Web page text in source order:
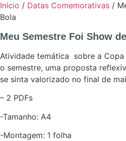
Início / Datas Comemorativas /
Bola
Meu Semestre Foi Show
Atividade temática sobre a
o semestre, uma proposta
se sinta valorizado no final de
– 2 PDFs
-Tamanho: A4
-Montagem: 1 folha